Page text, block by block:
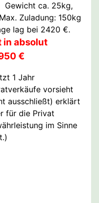
Gewicht ca. 25kg,
Zuladung: 150kg
lag bei 2420 €.
in absolut
€
1 Jahr
vorsieht
ausschließt) erklärt
für die Privat
im Sinne